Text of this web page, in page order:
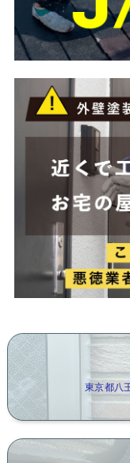
東京都八